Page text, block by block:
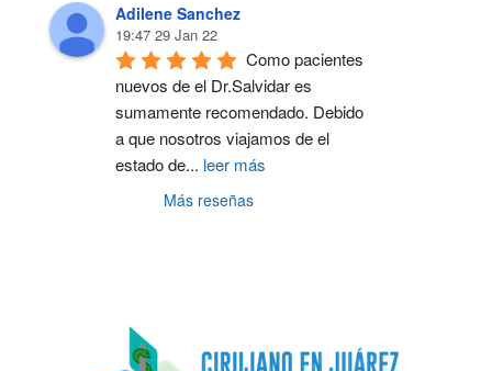
Adilene Sanchez
19:47 29 Jan 22
Como pacientes
nuevos de el Dr.Salvidar es
sumamente recomendado. Debido
a que nosotros viajamos de el
estado de... leer más
Más reseñas